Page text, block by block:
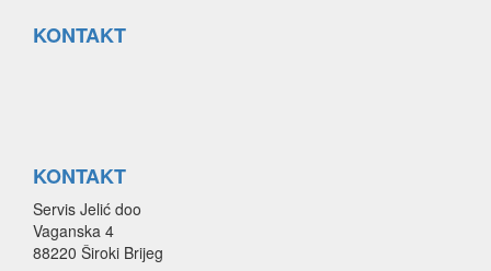
KONTAKT
KONTAKT
Servis Jelić doo
Vaganska 4
88220 Široki Brijeg